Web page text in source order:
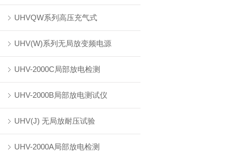
UHVQW系列高压充气式
UHV(W)系列无局放变频电源
UHV-2000C局部放电检测
UHV-2000B局部放电测试仪
UHV(J) 无局放耐压试验
UHV-2000A局部放电检测